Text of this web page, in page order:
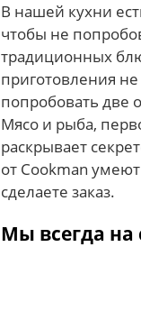
В нашей кухни
чтобы не
традиционных
приготовления
попробовать две
Мясо и рыба,
раскрывает
от Cookman
сделаете заказ.
Мы всегда на